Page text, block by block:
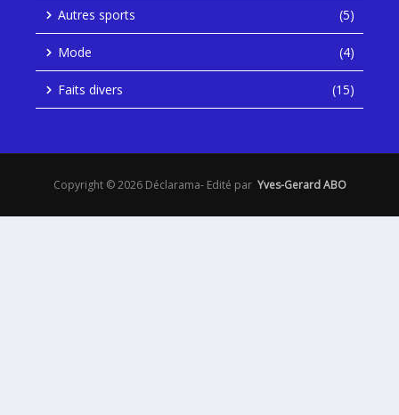
Autres sports (5)
Mode (4)
Faits divers (15)
Copyright © 2026 Déclarama- Edité par Yves-Gerard ABO